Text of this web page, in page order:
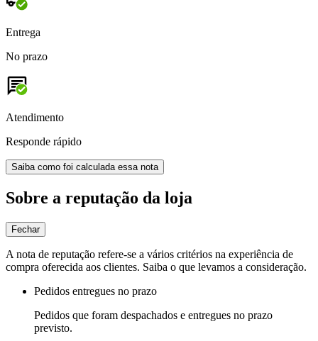
Entrega
No prazo
Atendimento
Responde rápido
Saiba como foi calculada essa nota
Sobre a reputação da loja
Fechar
A nota de reputação refere-se a vários critérios na experiência de
compra oferecida aos clientes. Saiba o que levamos a consideração.
Pedidos entregues no prazo
Pedidos que foram despachados e entregues no prazo
previsto.